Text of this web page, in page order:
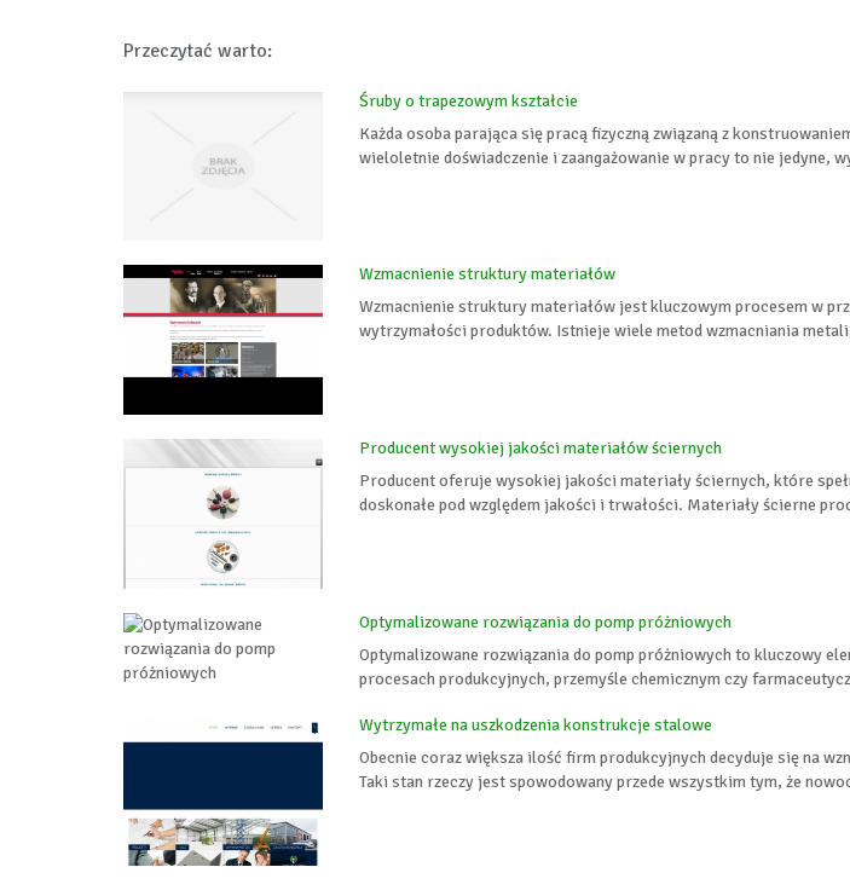
Przeczytać warto:
Śruby o trapezowym kształcie
Każda osoba parająca się pracą fizyczną związaną z
wieloletnie doświadczenie i zaangażowanie w pracy to nie jedyne,
Wzmacnienie struktury materiałów
Wzmacnienie struktury materiałów jest kluczowym procesem w
wytrzymałości produktów. Istnieje wiele metod wzmacniania
Producent wysokiej jakości materiałów ściernych
Producent oferuje wysokiej jakości materiały ściernych, które
doskonałe pod względem jakości i trwałości. Materiały ścierne
Optymalizowane rozwiązania do pomp próżniowych
Optymalizowane rozwiązania do pomp próżniowych to kluczowy
procesach produkcyjnych, przemyśle chemicznym czy
Wytrzymałe na uszkodzenia konstrukcje stalowe
Obecnie coraz większa ilość firm produkcyjnych decyduje się na
Taki stan rzeczy jest spowodowany przede wszystkim tym, że